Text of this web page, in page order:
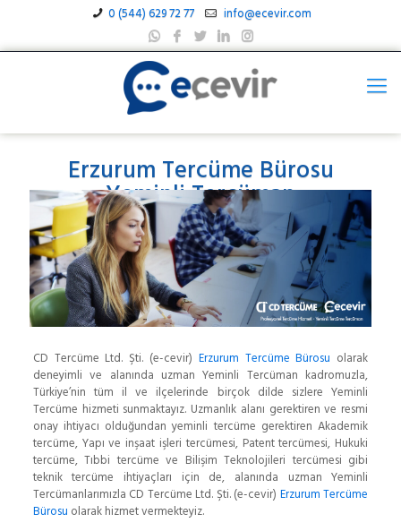
0 (544) 629 72 77 info@ecevir.com
Erzurum Tercüme Bürosu
Yeminli Tercüman
CD Tercüme Ltd. Şti. (e-cevir) Erzurum Tercüme Bürosu olarak
deneyimli ve alanında uzman Yeminli Tercüman kadromuzla,
Türkiye’nin tüm il ve ilçelerinde birçok dilde sizlere Yeminli
Tercüme hizmeti sunmaktayız. Uzmanlık alanı gerektiren ve resmi
onay ihtiyacı olduğundan yeminli tercüme gerektiren Akademik
tercüme, Yapı ve inşaat işleri tercümesi, Patent tercümesi, Hukuki
tercüme, Tıbbi tercüme ve Bilişim Teknolojileri tercümesi gibi
teknik tercüme ihtiyaçları için de, alanında uzman Yeminli
Tercümanlarımızla CD Tercüme Ltd. Şti. (e-cevir) Erzurum Tercüme
Bürosu olarak hizmet vermekteyiz.